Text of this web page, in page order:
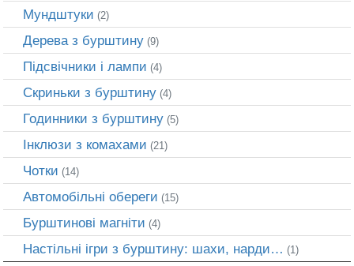
Мундштуки (2)
Дерева з бурштину (9)
Підсвічники і лампи (4)
Скриньки з бурштину (4)
Годинники з бурштину (5)
Інклюзи з комахами (21)
Чотки (14)
Автомобільні обереги (15)
Бурштинові магніти (4)
Настільні ігри з бурштину: шахи, нарди… (1)